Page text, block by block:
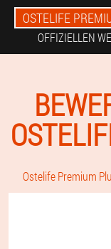
OSTELIFE
OFFIZIELLEN
Ostelife Premium